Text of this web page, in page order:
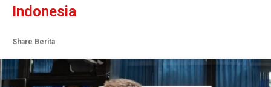
Indonesia
Share Berita